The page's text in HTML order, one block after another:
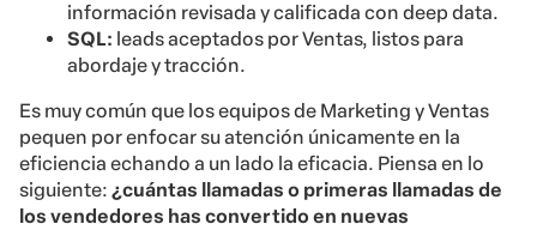
información revisada y calificada con deep data.
SQL: leads aceptados por Ventas, listos para
abordaje y tracción.
Es muy común que los equipos de Marketing y Ventas
pequen por enfocar su atención únicamente en la
eficiencia echando a un lado la eficacia. Piensa en lo
siguiente: ¿cuántas llamadas o primeras llamadas de
los vendedores has convertido en nuevas